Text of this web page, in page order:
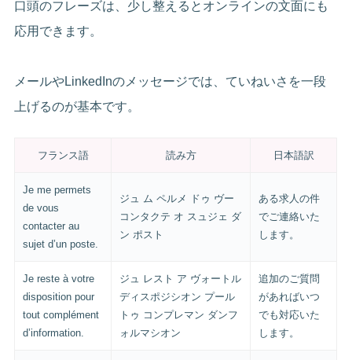
口頭のフレーズは、少し整えるとオンラインの文面にも
応用できます。
メールやLinkedInのメッセージでは、ていねいさを一段
上げるのが基本です。
フランス語 読み方 日本語訳
Je me permets
de vous
contacter au
sujet d’un poste.
ジュ ム ペルメ ドゥ ヴー
コンタクテ オ スュジェ ダ
ン ポスト
ある求人の件
でご連絡いた
します。
Je reste à votre
disposition pour
tout complément
d’information.
ジュ レスト ア ヴォートル
ディスポジシオン プール
トゥ コンプレマン ダンフ
ォルマシオン
追加のご質問
があればいつ
でも対応いた
します。